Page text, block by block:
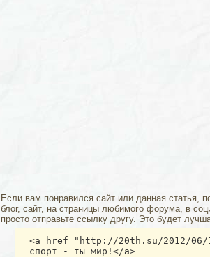
Если вам понравился сайт или данная статья,
блог, сайт, на страницы любимого форума, в
просто отправьте ссылку другу. Это будет
<a href="http://20th.su/2012/
спорт - ты мир!</a>